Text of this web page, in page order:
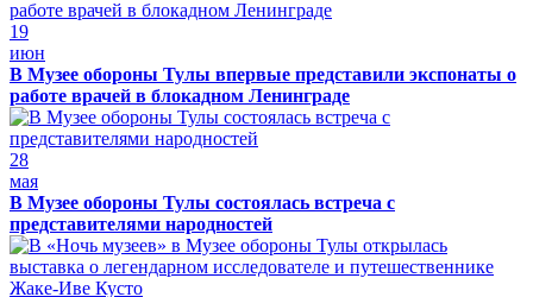
19
июн
В Музее обороны Тулы впервые представили экспонаты о
работе врачей в блокадном Ленинграде
28
мая
В Музее обороны Тулы состоялась встреча с
представителями народностей